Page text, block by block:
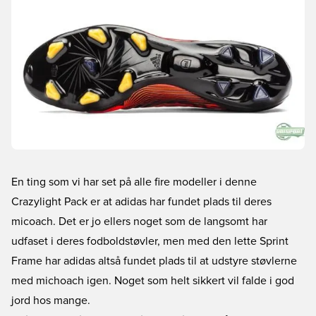
En ting som vi har set på alle fire modeller i denne
Crazylight Pack er at adidas har fundet plads til deres
micoach. Det er jo ellers noget som de langsomt har
udfaset i deres fodboldstøvler, men med den lette Sprint
Frame har adidas altså fundet plads til at udstyre støvlerne
med michoach igen. Noget som helt sikkert vil falde i god
jord hos mange.